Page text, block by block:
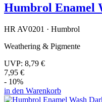
Humbrol Enamel
HR AV0201 · Humbrol
Weathering & Pigmente
UVP: 8,79 €
7,95 €
- 10%
in den Warenkorb